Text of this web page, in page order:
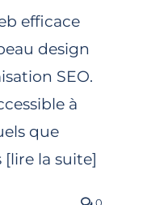
efficace
design
SEO.
à
que
la suite]
0